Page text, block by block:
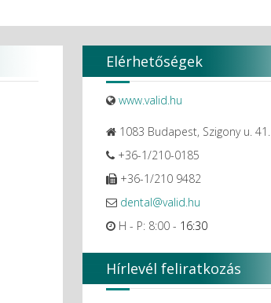
Elérhetőségek
www.valid.hu
1083 Budapest, Szigony u. 41.
+36-1/210-0185
+36-1/210 9482
dental@valid.hu
H - P: 8:00 - 16:30
Hírlevél feliratkozás